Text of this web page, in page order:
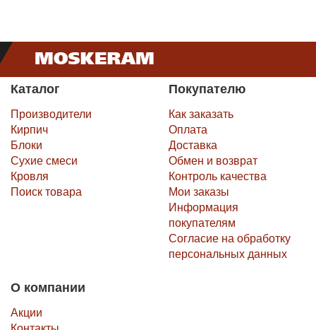
Каталог
Производители
Кирпич
Блоки
Сухие смеси
Кровля
Поиск товара
Покупателю
Как заказать
Оплата
Доставка
Обмен и возврат
Контроль качества
Мои заказы
Информация
покупателям
Согласие на обработку
персональных данных
О компании
Акции